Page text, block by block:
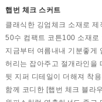
햅번 체크 스커트
클래식한 깅엄체크 소재로
50수 컴팩트 코튼100 소재로
지금부터 여름내내 기분좋게
허리는 잡아주고 절개라인을
뒷 지퍼 디테일이 더해져 착
함께 코디한 [햅번 체크 블라